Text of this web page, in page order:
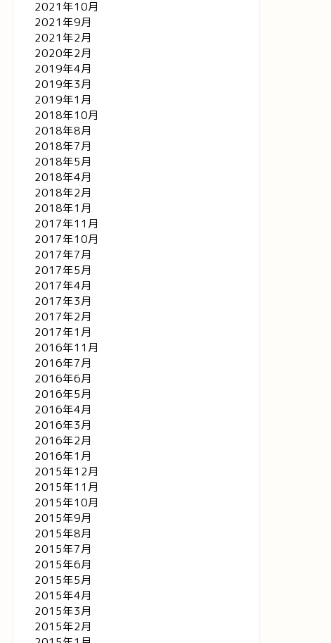
2021年10月
2021年9月
2021年2月
2020年2月
2019年4月
2019年3月
2019年1月
2018年10月
2018年8月
2018年7月
2018年5月
2018年4月
2018年2月
2018年1月
2017年11月
2017年10月
2017年7月
2017年5月
2017年4月
2017年3月
2017年2月
2017年1月
2016年11月
2016年7月
2016年6月
2016年5月
2016年4月
2016年3月
2016年2月
2016年1月
2015年12月
2015年11月
2015年10月
2015年9月
2015年8月
2015年7月
2015年6月
2015年5月
2015年4月
2015年3月
2015年2月